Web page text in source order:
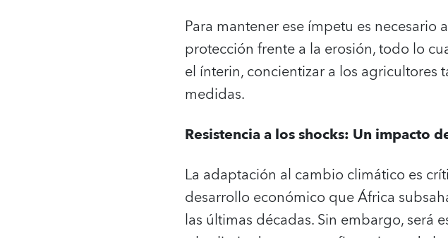
Para mantener ese ímpetu es necesario
protección frente a la erosión, todo lo
el ínterin, concientizar a los
medidas.
Resistencia a los shocks: Un impacto
La adaptación al cambio climático es
desarrollo económico que África
las últimas décadas. Sin embargo,